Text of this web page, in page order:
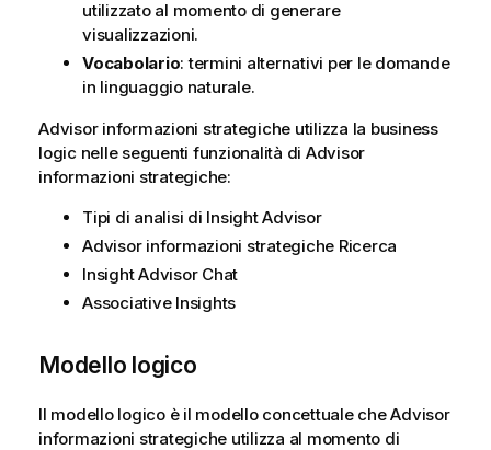
utilizzato al momento di generare
visualizzazioni.
Vocabolario: termini alternativi per le domande
in linguaggio naturale.
Advisor informazioni strategiche utilizza la business
logic nelle seguenti funzionalità di Advisor
informazioni strategiche:
Tipi di analisi di Insight Advisor
Advisor informazioni strategiche Ricerca
Insight Advisor Chat
Associative Insights
Modello logico
Il modello logico è il modello concettuale cheAdvisor
informazioni strategiche utilizza al momento di